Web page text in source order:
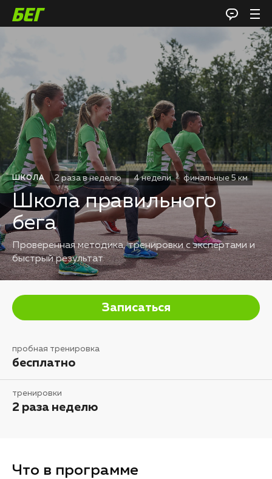
ШКОЛА 2 раза в неделю 4 недели финальные 5 км
Школа правильного
бега
Проверенная методика, тренировки с экспертами и
быстрый результат
Записаться
пробная тренировка
бесплатно
тренировки
2 раза неделю
Что в программе